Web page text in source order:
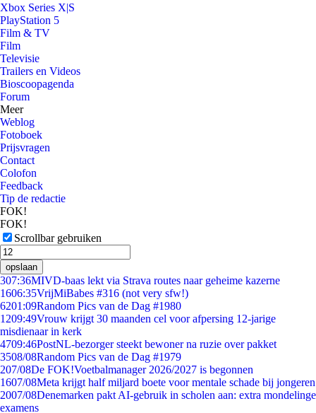
Xbox Series X|S
PlayStation 5
Film & TV
Film
Televisie
Trailers en Videos
Bioscoopagenda
Forum
Meer
Weblog
Fotoboek
Prijsvragen
Contact
Colofon
Feedback
Tip de redactie
FOK!
FOK!
Scrollbar gebruiken
opslaan
307:36MIVD-baas lekt via Strava routes naar geheime kazerne
1606:35VrijMiBabes #316 (not very sfw!)
6201:09Random Pics van de Dag #1980
1209:49Vrouw krijgt 30 maanden cel voor afpersing 12-jarige
misdienaar in kerk
4709:46PostNL-bezorger steekt bewoner na ruzie over pakket
3508/08Random Pics van de Dag #1979
207/08De FOK!Voetbalmanager 2026/2027 is begonnen
1607/08Meta krijgt half miljard boete voor mentale schade bij jongeren
2007/08Denemarken pakt AI-gebruik in scholen aan: extra mondelinge
examens